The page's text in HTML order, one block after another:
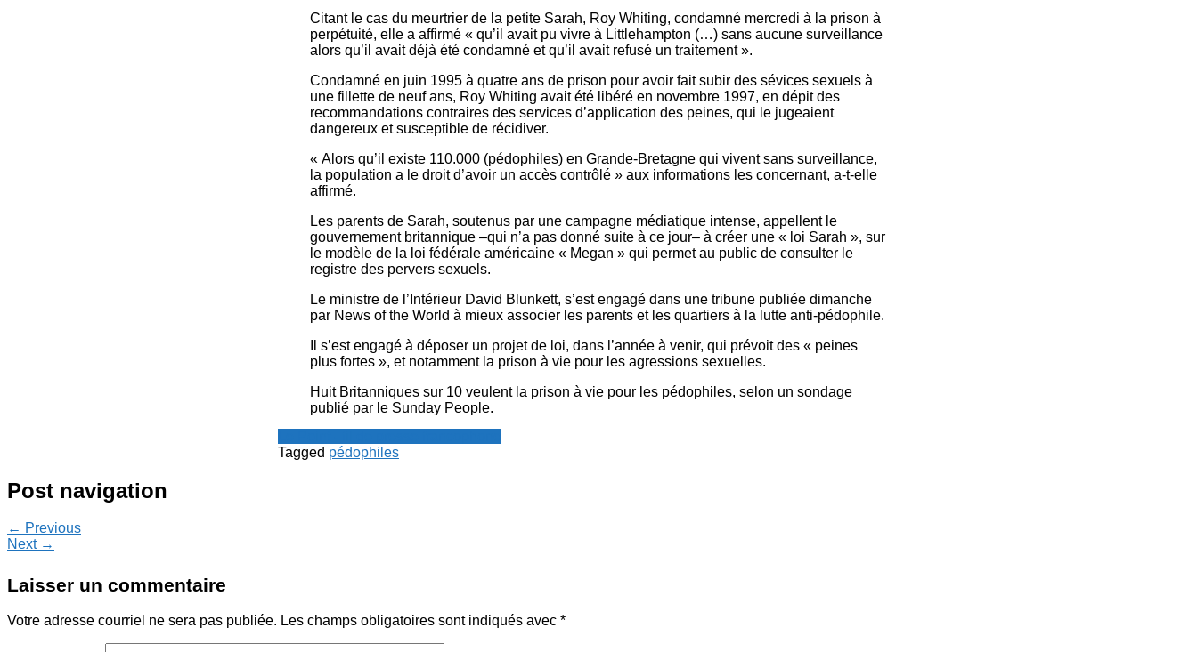
Citant le cas du meurtrier de la petite Sarah, Roy Whiting, condamné mercredi à la prison à
perpétuité, elle a affirmé « qu’il avait pu vivre à Littlehampton (…) sans aucune surveillance
alors qu’il avait déjà été condamné et qu’il avait refusé un traitement ».
Condamné en juin 1995 à quatre ans de prison pour avoir fait subir des sévices sexuels à
une fillette de neuf ans, Roy Whiting avait été libéré en novembre 1997, en dépit des
recommandations contraires des services d’application des peines, qui le jugeaient
dangereux et susceptible de récidiver.
« Alors qu’il existe 110.000 (pédophiles) en Grande-Bretagne qui vivent sans surveillance,
la population a le droit d’avoir un accès contrôlé » aux informations les concernant, a-t-elle
affirmé.
Les parents de Sarah, soutenus par une campagne médiatique intense, appellent le
gouvernement britannique –qui n’a pas donné suite à ce jour– à créer une « loi Sarah », sur
le modèle de la loi fédérale américaine « Megan » qui permet au public de consulter le
registre des pervers sexuels.
Le ministre de l’Intérieur David Blunkett, s’est engagé dans une tribune publiée dimanche
par News of the World à mieux associer les parents et les quartiers à la lutte anti-pédophile.
Il s’est engagé à déposer un projet de loi, dans l’année à venir, qui prévoit des « peines
plus fortes », et notamment la prison à vie pour les agressions sexuelles.
Huit Britanniques sur 10 veulent la prison à vie pour les pédophiles, selon un sondage
publié par le Sunday People.
Tagged pédophiles
Post navigation
← Previous
Next →
Laisser un commentaire
Votre adresse courriel ne sera pas publiée. Les champs obligatoires sont indiqués avec *